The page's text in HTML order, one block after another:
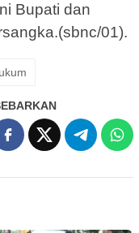
Bupati dan
01).